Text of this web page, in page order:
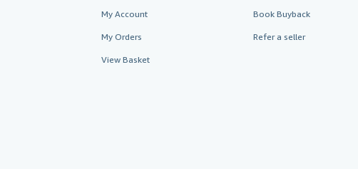
My Account
My Orders
View Basket
Book Buyback
Refer a seller